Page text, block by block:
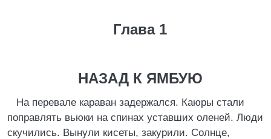
Глава 1
НАЗАД К ЯМБУЮ
На перевале караван задержался. Каюры стали
поправлять вьюки на спинах уставших оленей. Люди
скучились. Вынули кисеты, закурили. Солнце,